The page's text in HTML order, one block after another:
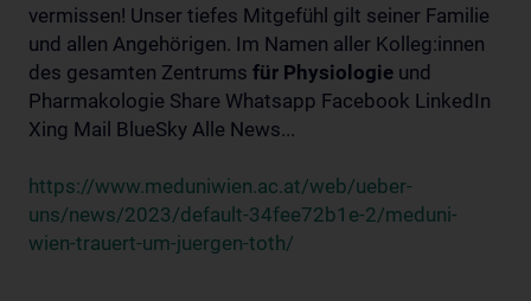
vermissen! Unser tiefes Mitgefühl gilt seiner Familie
und allen Angehörigen. Im Namen aller Kolleg:innen
des gesamten Zentrums für Physiologie und
Pharmakologie Share Whatsapp Facebook LinkedIn
Xing Mail BlueSky Alle News...
https://www.meduniwien.ac.at/web/ueber-
uns/news/2023/default-34fee72b1e-2/meduni-
wien-trauert-um-juergen-toth/